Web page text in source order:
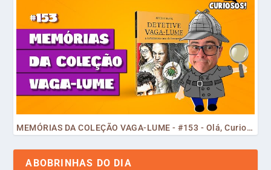
MEMÓRIAS DA COLEÇÃO VAGA-LUME - #153 - Olá, Curiosos! 2023
ABOBRINHAS DO DIA